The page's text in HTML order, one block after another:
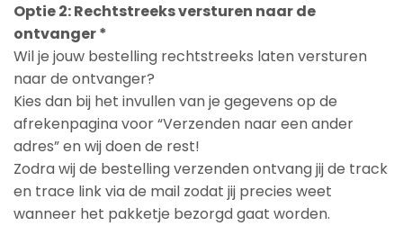
Optie 2: Rechtstreeks versturen naar de
ontvanger *
Wil je jouw bestelling rechtstreeks laten versturen
naar de ontvanger?
Kies dan bij het invullen van je gegevens op de
afrekenpagina voor “Verzenden naar een ander
adres” en wij doen de rest!
Zodra wij de bestelling verzenden ontvang jij de track
en trace link via de mail zodat jij precies weet
wanneer het pakketje bezorgd gaat worden.